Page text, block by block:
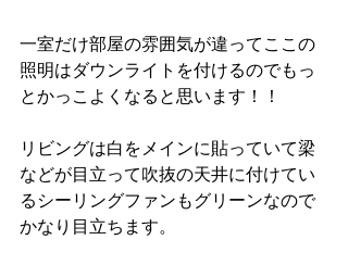
一室だけ部屋の雰囲気が違ってここの
照明はダウンライトを付けるのでもっ
とかっこよくなると思います！！
リビングは白をメインに貼っていて梁
などが目立って吹抜の天井に付けてい
るシーリングファンもグリーンなので
かなり目立ちます。